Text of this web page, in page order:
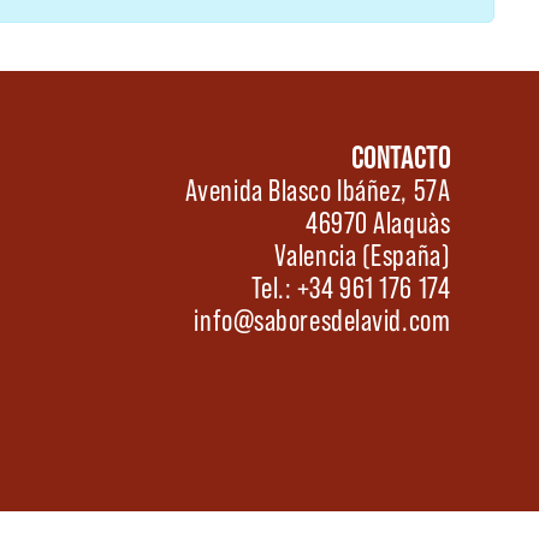
CONTACTO
Avenida Blasco Ibáñez, 57A
46970 Alaquàs
Valencia (España)
Tel.: +34 961 176 174
info@saboresdelavid.com